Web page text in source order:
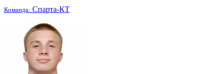
Команда: Спарта-КТ